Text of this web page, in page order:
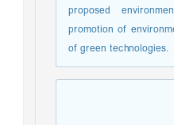
proposed
promotion of
of green technologies.